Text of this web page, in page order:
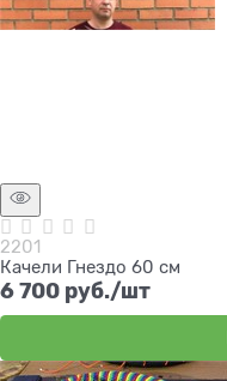
2201
Качели Гнездо 60 см
6 700 руб./шт